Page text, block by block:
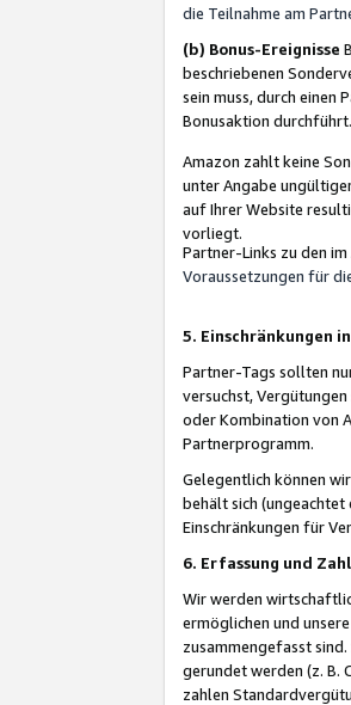
die Teilnahme am
(b) Bonus-Ereignisse
beschriebenen
sein muss, durch einen
Bonusaktion durchführt.
Amazon zahlt keine
unter Angabe
auf Ihrer Website
vorliegt.
Partner-Links zu den
Voraussetzungen für
5. Einschränkungen
Partner-Tags sollten
versuchst,
oder Kombination von
Partnerprogramm.
Gelegentlich können
behält sich
Einschränkungen für
6. Erfassung und
Wir werden
ermöglichen und
zusammengefasst
gerundet werden (z. B.
zahlen